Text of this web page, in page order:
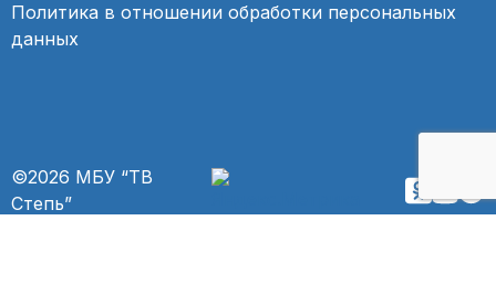
Политика в отношении обработки персональных
данных
©2026 МБУ “ТВ
Степь”